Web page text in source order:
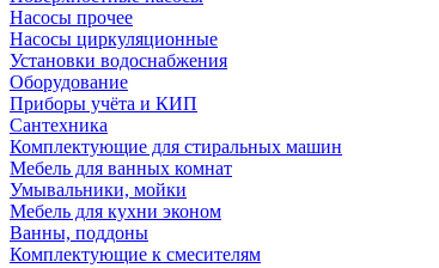
Насосы прочее
Насосы циркуляционные
Установки водоснабжения
Оборудование
Приборы учёта и КИП
Сантехника
Комплектующие для стиральных машин
Мебель для ванных комнат
Умывальники, мойки
Мебель для кухни эконом
Ванны, поддоны
Комплектующие к смесителям